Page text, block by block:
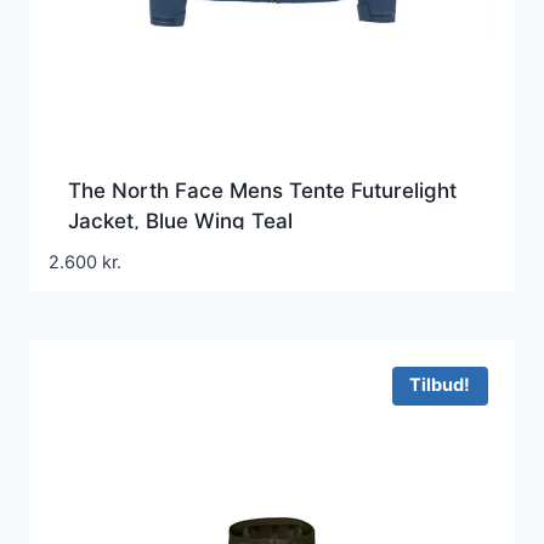
The North Face Mens Tente Futurelight
Jacket, Blue Wing Teal
2.600 kr.
Tilbud!